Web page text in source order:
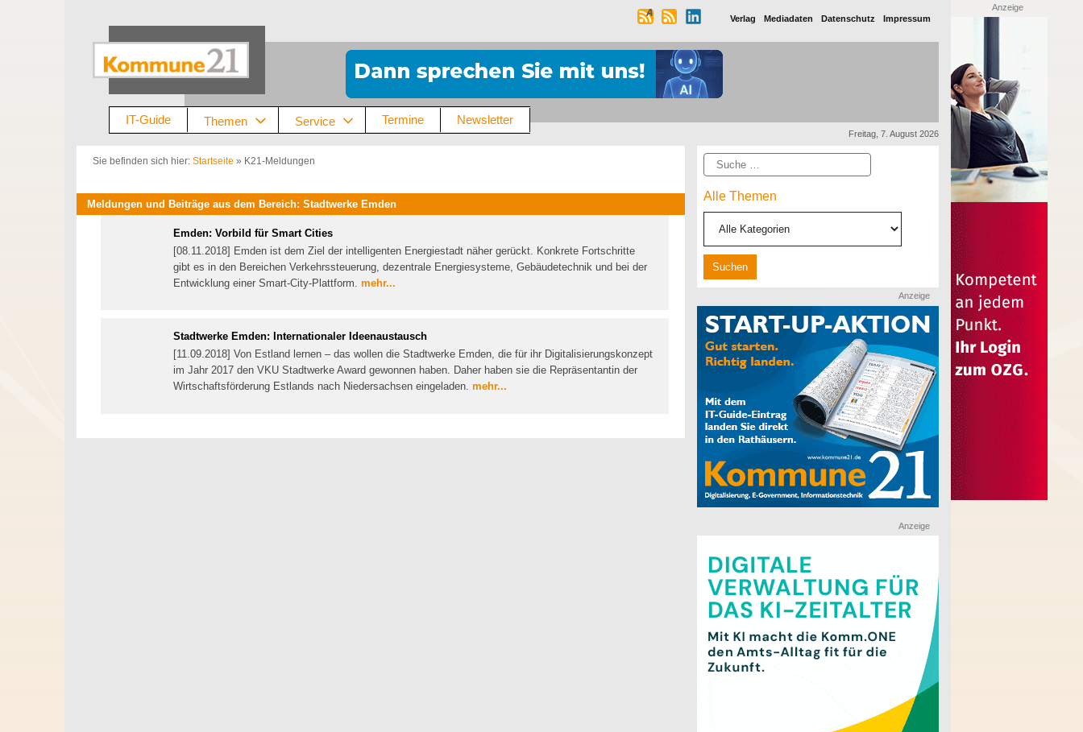
Verlag Mediadaten Datenschutz Impressum
IT-Guide Themen Service Termine Newsletter
Freitag, 7. August 2026
Sie befinden sich hier: Startseite » K21-Meldungen
Meldungen und Beiträge aus dem Bereich: Stadtwerke Emden
Emden: Vorbild für Smart Cities
[08.11.2018] Emden ist dem Ziel der intelligenten Energiestadt näher gerückt. Konkrete Fortschritte
gibt es in den Bereichen Verkehrssteuerung, dezentrale Energiesysteme, Gebäudetechnik und bei der
Entwicklung einer Smart-City-Plattform. mehr...
Stadtwerke Emden: Internationaler Ideenaustausch
[11.09.2018] Von Estland lernen – das wollen die Stadtwerke Emden, die für ihr Digitalisierungskonzept
im Jahr 2017 den VKU Stadtwerke Award gewonnen haben. Daher haben sie die Repräsentantin der
Wirtschaftsförderung Estlands nach Niedersachsen eingeladen. mehr...
Suche
Alle Themen
Anzeige
Anzeige
Anzeige